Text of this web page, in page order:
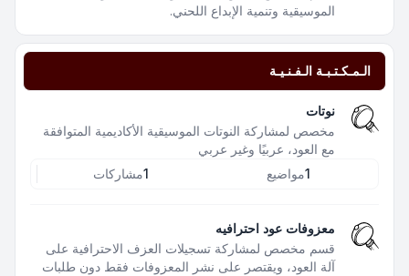
الموسيقية وتنمية الإبداع اللحني.
الـمـكـتـبـة الـفـنـيـة
نوتات
مخصص لمشاركة النوتات الموسيقية الأكاديمية المتوافقة
مع العود، عربيًا وغير عربي
1مواضيع 1مشاركات
معزوفات عود احترافيه
قسم مخصص لمشاركة تسجيلات العزف الاحترافية على
آلة العود، ويقتصر على نشر المعزوفات فقط دون طلبات